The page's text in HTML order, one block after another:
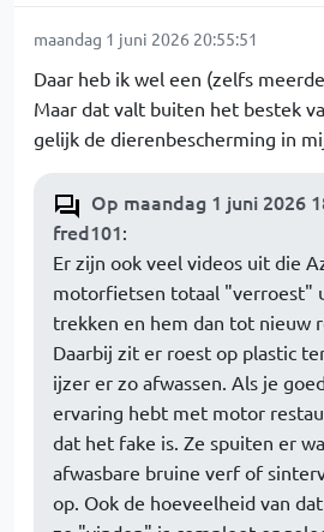
maandag 1 juni 2026 20:55:51
Daar heb ik wel een (zelfs
Maar dat valt buiten het bestek
gelijk de dierenbescherming in
Op maandag 1 juni 2026
fred101:
Er zijn ook veel videos uit die
motorfietsen totaal "verroest"
trekken en hem dan tot nieuw
Daarbij zit er roest op plastic
ijzer er zo afwassen. Als je
ervaring hebt met motor
dat het fake is. Ze spuiten er
afwasbare bruine verf of
op. Ook de hoeveelheid van